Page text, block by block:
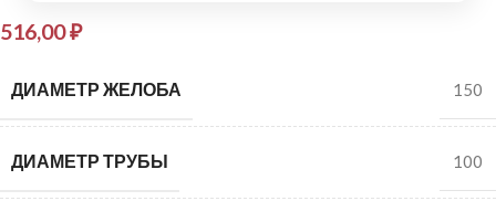
516,00₽
ДИАМЕТР ЖЕЛОБА 150
ДИАМЕТР ТРУБЫ 100